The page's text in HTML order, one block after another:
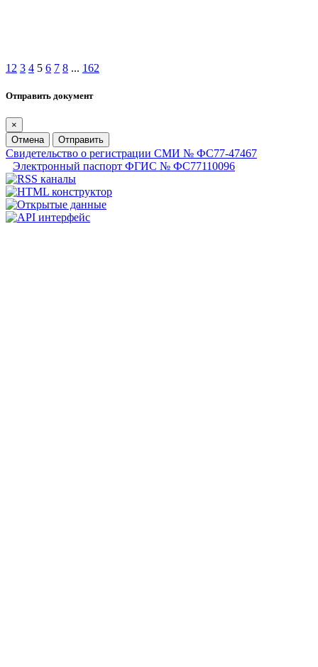
1 2 3 4 5 6 7 8 ... 162
Отправить документ
×
Отмена
Отправить
Свидетельство о регистрации СМИ № ФС77-47467
Электронный паспорт ФГИС № ФС77110096